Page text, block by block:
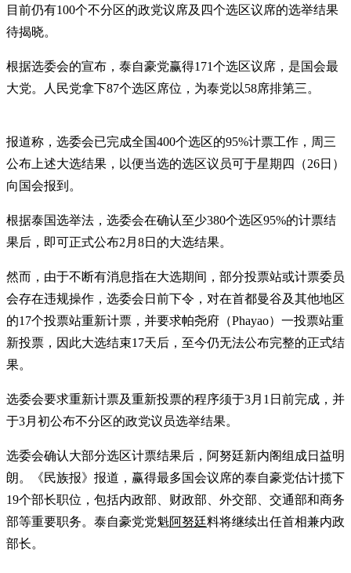
目前仍有100个不分区的政党议席及四个选区议席的选举结果
待揭晓。
根据选委会的宣布，泰自豪党赢得171个选区议席，是国会最
大党。人民党拿下87个选区席位，为泰党以58席排第三。
报道称，选委会已完成全国400个选区的95%计票工作，周三
公布上述大选结果，以便当选的选区议员可于星期四（26日）
向国会报到。
根据泰国选举法，选委会在确认至少380个选区95%的计票结
果后，即可正式公布2月8日的大选结果。
然而，由于不断有消息指在大选期间，部分投票站或计票委员
会存在违规操作，选委会日前下令，对在首都曼谷及其他地区
的17个投票站重新计票，并要求帕尧府（Phayao）一投票站重
新投票，因此大选结束17天后，至今仍无法公布完整的正式结
果。
选委会要求重新计票及重新投票的程序须于3月1日前完成，并
于3月初公布不分区的政党议员选举结果。
选委会确认大部分选区计票结果后，阿努廷新内阁组成日益明
朗。《民族报》报道，赢得最多国会议席的泰自豪党估计揽下
19个部长职位，包括内政部、财政部、外交部、交通部和商务
部等重要职务。泰自豪党党魁阿努廷料将继续出任首相兼内政
部长。